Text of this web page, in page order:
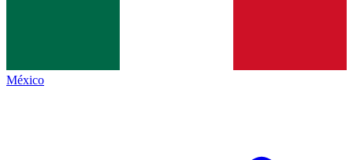
México